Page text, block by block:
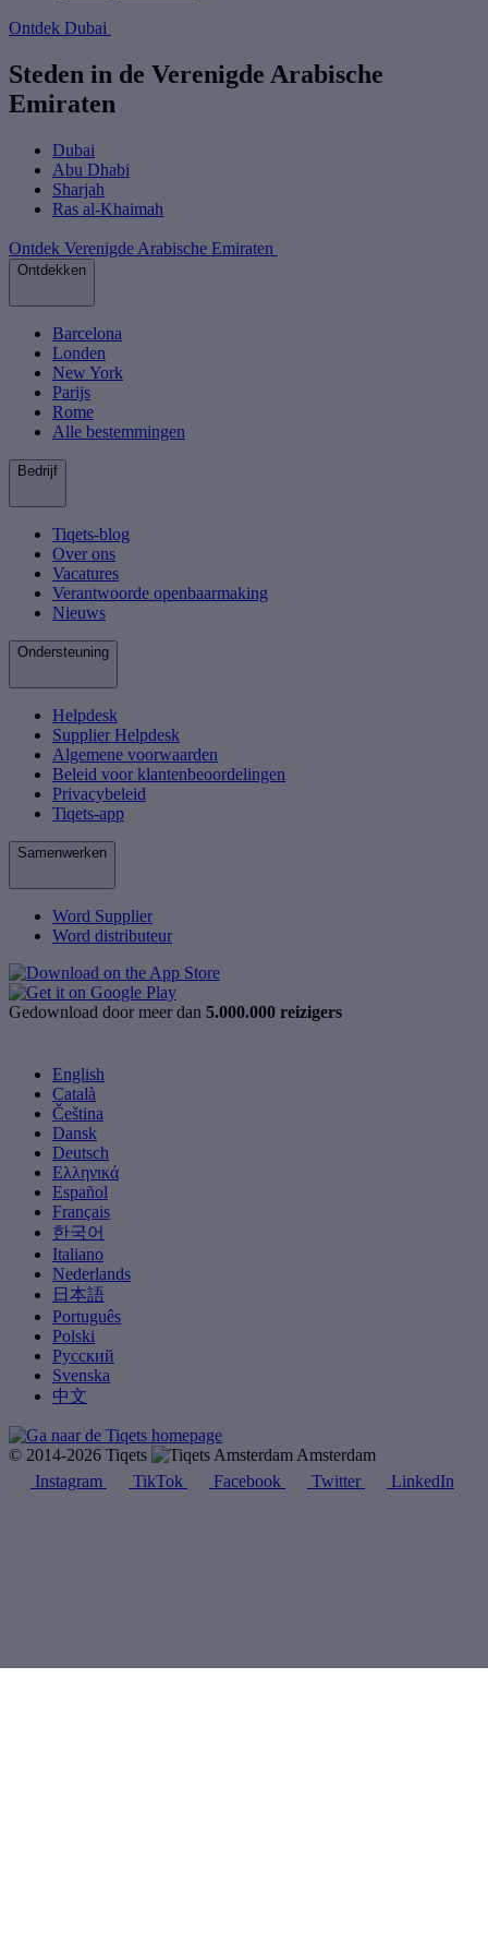
Ontdek Dubai
Steden in de Verenigde Arabische
Emiraten
Dubai
Abu Dhabi
Sharjah
Ras al-Khaimah
Ontdek Verenigde Arabische Emiraten
Ontdekken
Barcelona
Londen
New York
Parijs
Rome
Alle bestemmingen
Bedrijf
Tiqets-blog
Over ons
Vacatures
Verantwoorde openbaarmaking
Nieuws
Ondersteuning
Helpdesk
Supplier Helpdesk
Algemene voorwaarden
Beleid voor klantenbeoordelingen
Privacybeleid
Tiqets-app
Samenwerken
Word Supplier
Word distributeur
Gedownload door meer dan 5.000.000 reizigers
English
Català
Čeština
Dansk
Deutsch
Ελληνικά
Español
Français
한국어
Italiano
Nederlands
日本語
Português
Polski
Русский
Svenska
中文
© 2014-2026 Tiqets
Amsterdam
Instagram
TikTok Facebook Twitter LinkedIn